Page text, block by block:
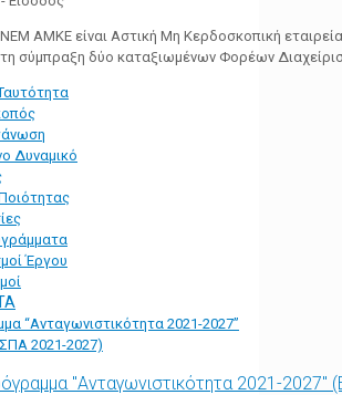
ΑΜΚΕ είναι Αστική Μη Κερδοσκοπική
σύμπραξη δύο καταξιωμένων Φορέων
Δυναμικό
Έργου
“Ανταγωνιστικότητα 2021-2027”
2021-2027)
"Ανταγωνιστικότητα 2021-